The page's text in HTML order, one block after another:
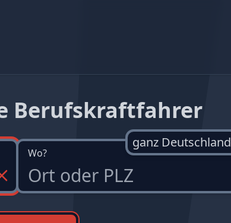
Berufskraftfahrer
Wo?
ganz Deutschland